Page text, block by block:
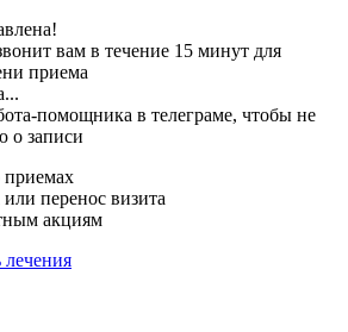
вам в течение 15 минут для
приема
помощника в телеграме, чтобы не
о записи
перенос визита
акциям
лечения